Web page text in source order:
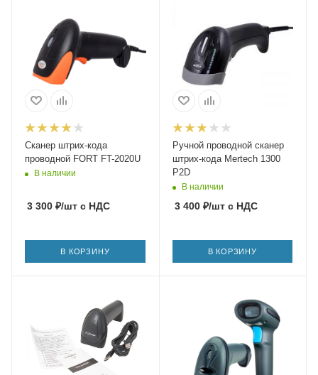
Сканер штрих-кода
проводной FORT FT-2020U
В наличии
3 300 ₽/шт с НДС
В КОРЗИНУ
Ручной проводной сканер
штрих-кода Mertech 1300
P2D
В наличии
3 400₽/штс НДС
В КОРЗИНУ